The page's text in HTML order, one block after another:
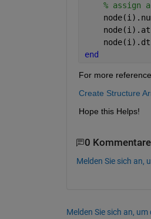
% assign
end
For more
Create Structure
Hope this Helps!
0 Kommentare
Melden Sie sich an,
Melden Sie sich an,